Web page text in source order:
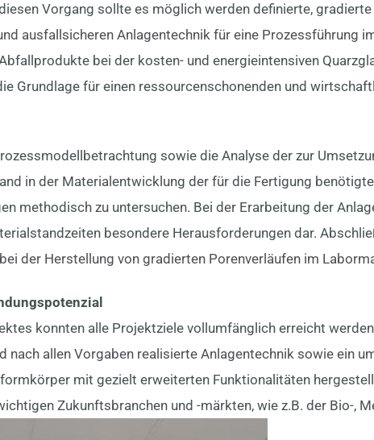
Vorgang sollte es möglich werden definierte,
ausfallsicheren Anlagentechnik für eine Prozessführung
bei der kosten- und energieintensiven
Grundlage für einen ressourcenschonenden und
sowie die Analyse der zur
in der Materialentwicklung der für die Fertigung
methodisch zu untersuchen. Bei der Erarbeitung der
besondere Herausforderungen dar.
der Herstellung von gradierten Porenverläufen im
konnten alle Projektziele vollumfänglich erreicht
nach allen Vorgaben realisierte Anlagentechnik sowie ein
mit gezielt erweiterten Funktionalitäten
Zukunftsbranchen und -märkten, wie z.B. der Bio-,